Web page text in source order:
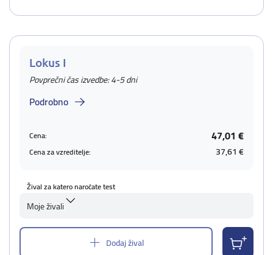
Lokus I
Povprečni čas izvedbe: 4-5 dni
Podrobno
Cena: 47,01 €
Cena za vzreditelje: 37,61 €
Žival za katero naročate test
Moje živali
Dodaj žival